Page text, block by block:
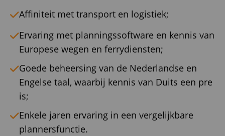
Affiniteit met transport en logistiek;
Ervaring met planningssoftware en kennis van
Europese wegen en ferrydiensten;
Goede beheersing van de Nederlandse en
Engelse taal, waarbij kennis van Duits een pre
is;
Enkele jaren ervaring in een vergelijkbare
plannersfunctie.